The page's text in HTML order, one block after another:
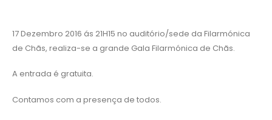
17 Dezembro 2016 ás 21H15 no auditório/sede da Filarmónica
de Chãs, realiza-se a grande Gala Filarmónica de Chãs.
A entrada é gratuita.
Contamos com a presença de todos.